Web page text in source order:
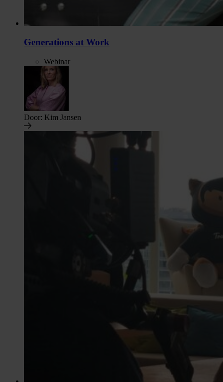
Generations at Work
Webinar
Door: Kim Jansen